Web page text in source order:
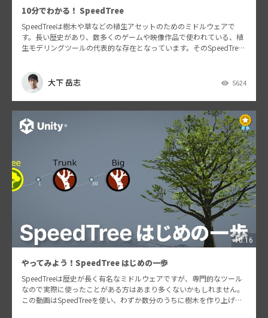
10分でわかる！ SpeedTree
SpeedTreeは樹木や草などの植生アセットのためのミドルウェアで
す。長い歴史があり、数多くのゲームや映像作品で使われている、植
生モデリングツールの代表的な存在となっています。そのSpeedTree
大下 岳志 5624
10:16
やってみよう！SpeedTree はじめの一歩
SpeedTreeは歴史が長く有名なミドルウェアですが、専門的なツール
なので実際に使ったことがある方はあまり多くないかもしれません。
この動画はSpeedTreeを使い、わずか数分のうちに樹木を作り上げる